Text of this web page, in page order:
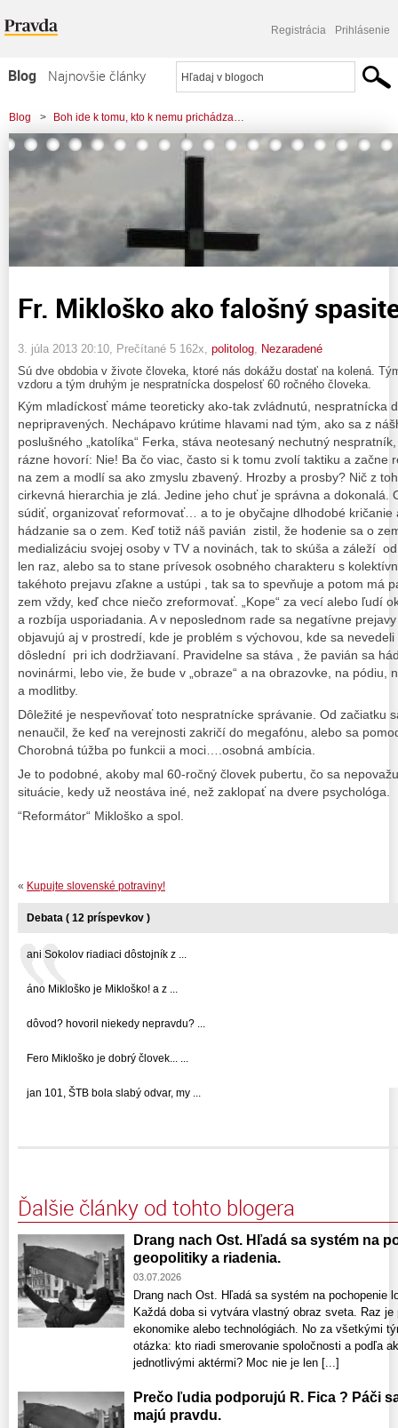
Registrácia Prihlásenie
Blog
Najnovšie články
Najčítanejšie články
Najkomentovanejšie články
Zoznam blogov
Komerčné blogy
Blog > Boh ide k tomu, kto k nemu prichádza…
> Fr. Mikloško ako falošný spasiteľ
Fr. Mikloško ako falošný
3. júla 2013 20:10 , Prečítané 5 162x, politolog Nezaradené
Sú dve obdobia v živote človeka, ktoré nás dokážu dostať na kolená.
vzdoru a tým druhým je nespratnícka dospelosť 60 ročného človeka.
Kým mladíckosť máme teoreticky ako-tak zvládnutú, nespratnícka
nepripravených. Nechápavo krútime hlavami nad tým, ako sa z
poslušného „katolíka“ Ferka, stáva neotesaný nechutný
rázne hovorí: Nie! Ba čo viac, často si k tomu zvolí taktiku a začne
na zem a modlí sa ako zmyslu zbavený. Hrozby a prosby? Nič z
cirkevná hierarchia je zlá. Jedine jeho chuť je správna a dokonalá.
súdiť, organizovať reformovať… a to je obyčajne dlhodobé kričanie
hádzanie sa o zem. Keď totiž náš pavián zistil, že hodenie sa o
medializáciu svojej osoby v TV a novinách, tak to skúša a záleží
len raz, alebo sa to stane prívesok osobného charakteru s
takéhoto prejavu zľakne a ustúpi , tak sa to spevňuje a potom má
zem vždy, keď chce niečo zreformovať. „Kope“ za vecí alebo ľudí
a rozbíja usporiadania. A v neposlednom rade sa negatívne
objavujú aj v prostredí, kde je problém s výchovou, kde sa
dôslední pri ich dodržiavaní. Pravidelne sa stáva , že pavián sa
novinármi, lebo vie, že bude v „obraze“ a na obrazovke, na
a modlitby.
Dôležité je nespevňovať toto nespratnícke správanie. Od začiatku
nenaučil, že keď na verejnosti zakričí do megafónu, alebo sa
Chorobná túžba po funkcii a moci….osobná ambícia.
Je to podobné, akoby mal 60-ročný človek pubertu, čo sa
situácie, kedy už neostáva iné, než zaklopať na dvere psychológa.
“Reformátor“ Mikloško a spol.
« Kupujte slovenské potraviny!
Debata ( 12 príspevkov )
ani Sokolov riadiaci dôstojník z ...
áno Mikloško je Mikloško! a z ...
dôvod? hovoril niekedy nepravdu? ...
Fero Mikloško je dobrý človek... ...
jan 101, ŠTB bola slabý odvar, my ...
Ďalšie články od tohto blogera
Drang nach Ost. Hľadá sa systém na
geopolitiky a riadenia.
03.07.2026
Drang nach Ost. Hľadá sa systém na pochopenie
Každá doba si vytvára vlastný obraz sveta. Raz
ekonomike alebo technológiách. No za všetkými
otázka: kto riadi smerovanie spoločnosti a podľa
jednotlivými aktérmi? Moc nie je len [...]
Prečo ľudia podporujú R. Fica ? Páči
majú pravdu.